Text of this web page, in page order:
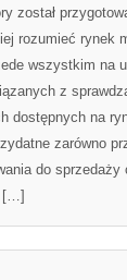
został
rozumieć rynek
wszystkim na
z
dostępnych na
zarówno
do
[…]